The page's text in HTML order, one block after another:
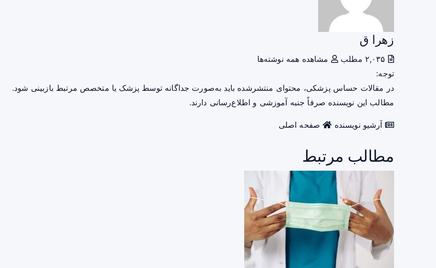
زهرا ق
مشاهده همه نوشته‌ها
توجه:
در مقالات حساس پزشکی، محتوای منتشرشده باید به‌صورت جداگانه توسط پزشک یا متخصص مرتبط بازبینی شود.
مطالب این نویسنده صرفاً جنبه آموزشی و اطلاع‌رسانی دارند.
آرشیو نویسنده صفحه اصلی
مطالب مرتبط